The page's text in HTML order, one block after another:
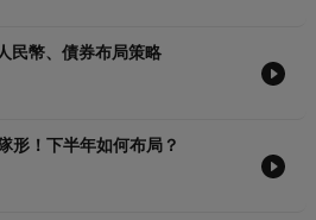
民幣、債券布局策略
形！下半年如何布局？